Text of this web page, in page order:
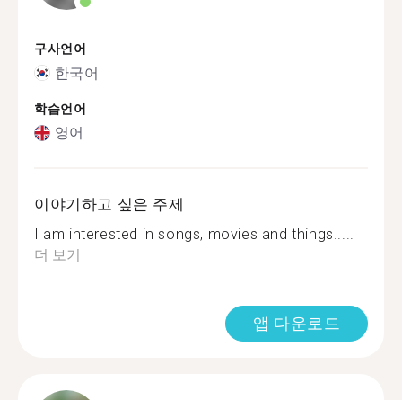
구사언어
한국어
학습언어
영어
이야기하고 싶은 주제
I am interested in songs, movies and things.....
더 보기
앱 다운로드